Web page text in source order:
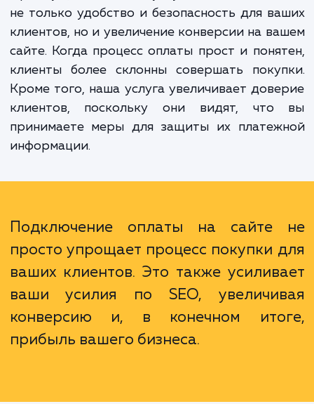
наша цель - сделать процесс
максимально удобным и безопасным для
клиентов.
Преимущества нашей услуги включают в
не только удобство и безопасность для
клиентов, но и увеличение конверсии на
сайте. Когда процесс оплаты прост и
принимаете меры для защиты их
информации.
Подключение оплаты на сайте